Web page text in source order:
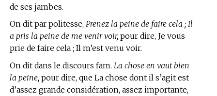
de ses jambes.
On dit par politesse, Prenez la peine de faire cela ; Il
a pris la peine de me venir voir, pour dire, Je vous
prie de faire cela ; Il m’est venu voir.
On dit dans le discours fam. La chose en vaut bien
la peine, pour dire, que La chose dont il s’agit est
d’assez grande considération, assez importante,